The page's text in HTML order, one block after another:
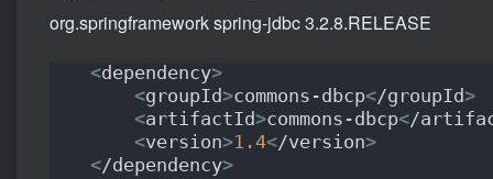
org.springframework spring-jdbc 3.2.8.RELEASE
<dependency>
<groupId >commons-dbcp</groupId >
<artifactId >commons-dbcp</
<version>1.4</version>
</dependency>